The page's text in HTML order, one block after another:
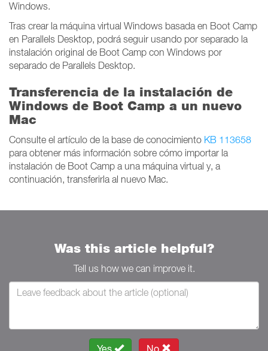
Windows.
Tras crear la máquina virtual Windows basada en Boot Camp
en Parallels Desktop, podrá seguir usando por separado la
instalación original de Boot Camp con Windows por
separado de Parallels Desktop.
Transferencia de la instalación de
Windows de Boot Camp a un nuevo
Mac
Consulte el artículo de la base de conocimiento KB 113658
para obtener más información sobre cómo importar la
instalación de Boot Camp a una máquina virtual y, a
continuación, transferirla al nuevo Mac.
Was this article helpful?
Tell us how we can improve it.